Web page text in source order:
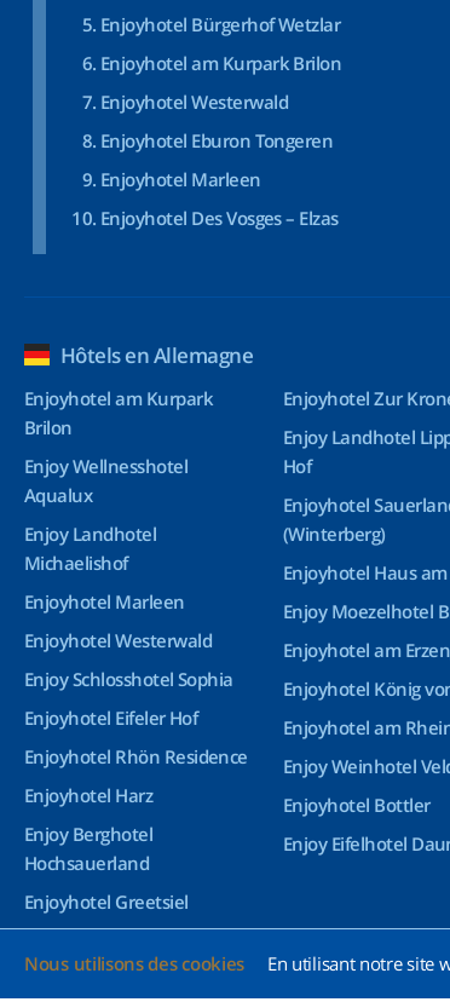
Nous utilisons des cookies En utilisant notre site
Enjoyhotel Bürgerhof Wetzlar
Enjoyhotel am Kurpark Brilon
Enjoyhotel Westerwald
Enjoyhotel Eburon Tongeren
Enjoyhotel Marleen
Enjoyhotel Des Vosges – Elzas
Hôtels en Allemagne
Enjoyhotel am Kurpark
Brilon
Enjoy Wellnesshotel
Aqualux
Enjoy Landhotel
Michaelishof
Enjoyhotel Marleen
Enjoyhotel Westerwald
Enjoy Schlosshotel Sophia
Enjoyhotel Eifeler Hof
Enjoyhotel Rhön Residence
Enjoyhotel Harz
Enjoy Berghotel
Hochsauerland
Enjoyhotel Greetsiel
Wetzlar
Enjoyhotel Zur
Enjoy Landhotel
Hof
Enjoyhotel
(Winterberg)
Enjoyhotel Haus am
Enjoy Moezelhotel
Enjoyhotel am
Enjoyhotel König
Enjoyhotel am
Enjoy Weinhotel
Enjoyhotel Bottler
Enjoy Eifelhotel